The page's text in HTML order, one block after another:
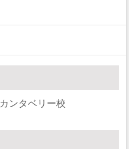
ンタベリー校